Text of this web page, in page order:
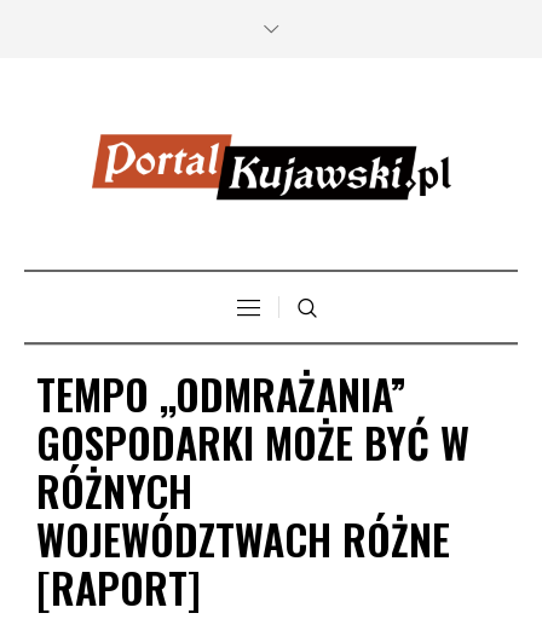
TEMPO ,,ODMRAŻANIA”
GOSPODARKI MOŻE BYĆ W
RÓŻNYCH
WOJEWÓDZTWACH RÓŻNE
[RAPORT]